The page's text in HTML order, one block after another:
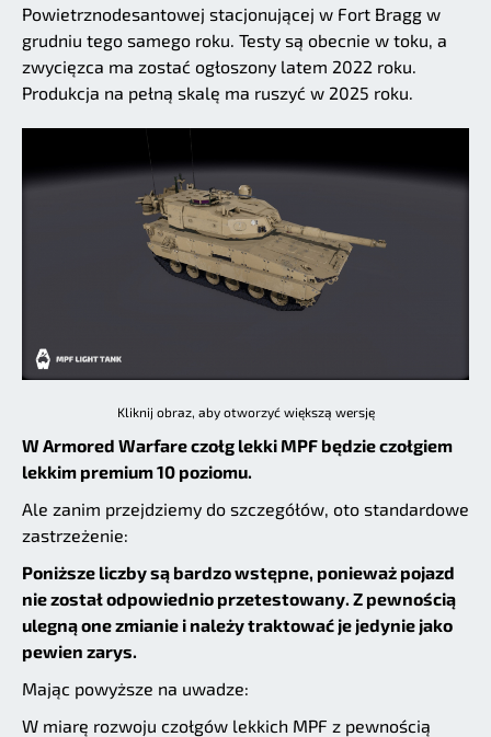
Powietrznodesantowej stacjonującej w Fort Bragg w
grudniu tego samego roku. Testy są obecnie w toku, a
zwycięzca ma zostać ogłoszony latem 2022 roku.
Produkcja na pełną skalę ma ruszyć w 2025 roku.
Kliknij obraz, aby otworzyć większą wersję
W Armored Warfare czołg lekki MPF będzie czołgiem
lekkim premium 10 poziomu.
Ale zanim przejdziemy do szczegółów, oto standardowe
zastrzeżenie:
Poniższe liczby są bardzo wstępne, ponieważ pojazd
nie został odpowiednio przetestowany. Z pewnością
ulegną one zmianie i należy traktować je jedynie jako
pewien zarys.
Mając powyższe na uwadze:
W miarę rozwoju czołgów lekkich MPF z pewnością